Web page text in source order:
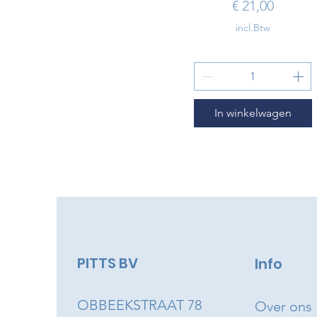
Prijs
€ 21,00
incl.Btw
In winkelwagen
PITTS BV
OBBEEKSTRAAT 78
Info
Over ons